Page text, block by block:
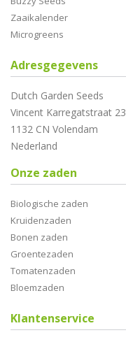
Zaaikalender
Microgreens
Adresgegevens
Dutch Garden Seeds
Vincent Karregatstraat 23
1132 CN Volendam
Nederland
Onze zaden
Biologische zaden
Kruidenzaden
Bonen zaden
Groentezaden
Tomatenzaden
Bloemzaden
Klantenservice